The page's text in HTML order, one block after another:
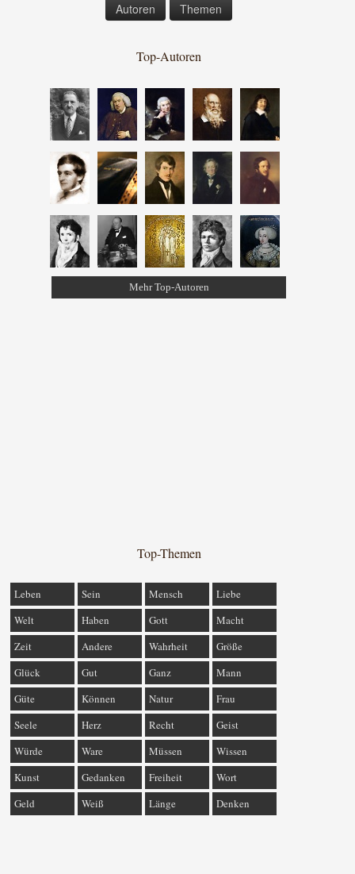
Autoren Themen
Top-Autoren
Mehr Top-Autoren
Top-Themen
Leben Sein Mensch
Liebe
Welt
Haben Gott
Macht
Zeit
Andere Wahrheit
Größe
Glück
Gut Ganz
Mann
Güte
Können Natur
Frau
Seele
Herz Recht
Geist
Würde
Ware Müssen
Wissen
Kunst
Gedanken Freiheit
Wort
Geld
Weiß Länge Denken